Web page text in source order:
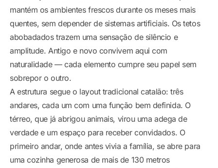
mantém os ambientes frescos durante os meses mais
quentes, sem depender de sistemas artificiais. Os tetos
abobadados trazem uma sensação de silêncio e
amplitude. Antigo e novo convivem aqui com
naturalidade — cada elemento cumpre seu papel sem
sobrepor o outro.
A estrutura segue o layout tradicional catalão: três
andares, cada um com uma função bem definida. O
térreo, que já abrigou animais, virou uma adega de
verdade e um espaço para receber convidados. O
primeiro andar, onde antes vivia a família, se abre para
uma cozinha generosa de mais de 130 metros